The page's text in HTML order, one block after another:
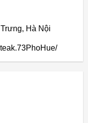
Hà Nội